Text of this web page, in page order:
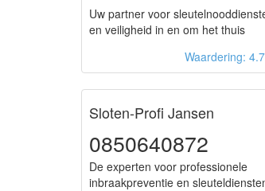
Uw partner voor
en veiligheid in en om het thuis
Waardering:
Sloten-Profi Jansen
0850640872
De experten voor professionele
inbraakpreventie en